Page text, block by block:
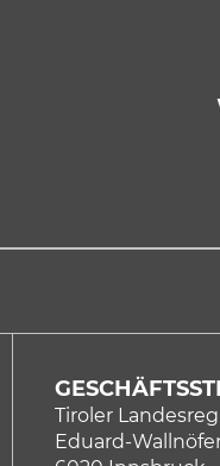
Tiroler
Eduard-